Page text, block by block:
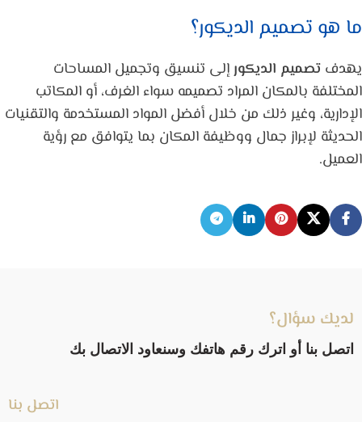
ما هو تصميم الديكور؟
يهدف تصميم الديكورإلى تنسيق وتجميل المساحات
المختلفة بالمكان المراد تصميمه سواء الغرف، أو المكاتب
الإدارية، وغير ذلك من خلال أفضل المواد المستخدمة والتقنيات
الحديثة لإبراز جمال ووظيفة المكان بما يتوافق مع رؤية
العميل.
لديك سؤال؟
اتصل بنا أو اترك رقم هاتفك وسنعاود الاتصال بك
اتصل بنا